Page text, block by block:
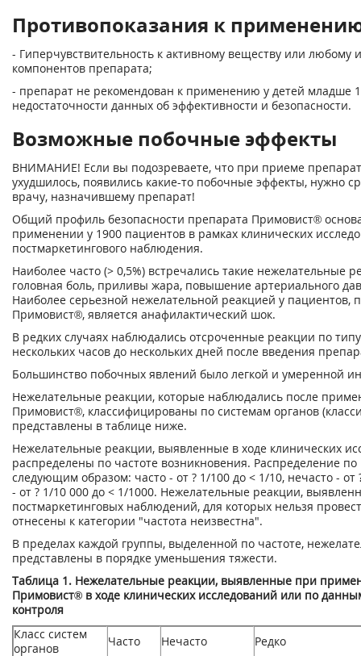
Противопоказания к
- Гиперчувствительность к активному веществу или любому
компонентов препарата;
- препарат не рекомендован к применению у детей младше
недостаточности данных об эффективности и безопасности.
Возможные побочные эффекты
ВНИМАНИЕ! Если вы подозреваете, что при приеме
ухудшилось, появились какие-то побочные эффекты, нужно
врачу, назначившему препарат!
Общий профиль безопасности препарата Примовист®
применении у 1900 пациентов в рамках клинических
постмаркетингового наблюдения.
Наиболее часто (> 0,5%) встречались такие нежелательные
головная боль, приливы жара, повышение артериального
Наиболее серьезной нежелательной реакцией у пациентов,
Примовист®, является анафилактический шок.
В редких случаях наблюдались отсроченные реакции по
нескольких часов до нескольких дней после введения
Большинство побочных явлений было легкой и умеренной
Нежелательные реакции, которые наблюдались после
Примовист®, классифицированы по системам органов
представлены в таблице ниже.
Нежелательные реакции, выявленные в ходе клинических
распределены по частоте возникновения. Распределение по
следующим образом: часто - от ? 1/100 до < 1/10, нечасто - от
- от ? 1/10 000 до < 1/1000. Нежелательные реакции,
постмаркетинговых наблюдений, для которых нельзя
отнесены к категории "частота неизвестна".
В пределах каждой группы, выделенной по частоте,
представлены в порядке уменьшения тяжести.
Таблица 1. Нежелательные реакции, выявленные при
Примовист® в ходе клинических исследований или по
контроля
Класс систем
органов
Часто Нечасто Редко